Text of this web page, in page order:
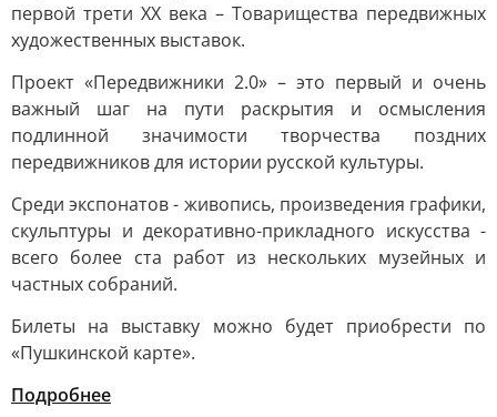
первой трети XX века – Товарищества передвижных
художественных выставок.
Проект «Передвижники 2.0» – это первый и очень
важный шаг на пути раскрытия и осмысления
подлинной значимости творчества поздних
передвижников для истории русской культуры.
Среди экспонатов - живопись, произведения графики,
скульптуры и декоративно-прикладного искусства -
всего более ста работ из нескольких музейных и
частных собраний.
Билеты на выставку можно будет приобрести по
«Пушкинской карте».
Подробнее